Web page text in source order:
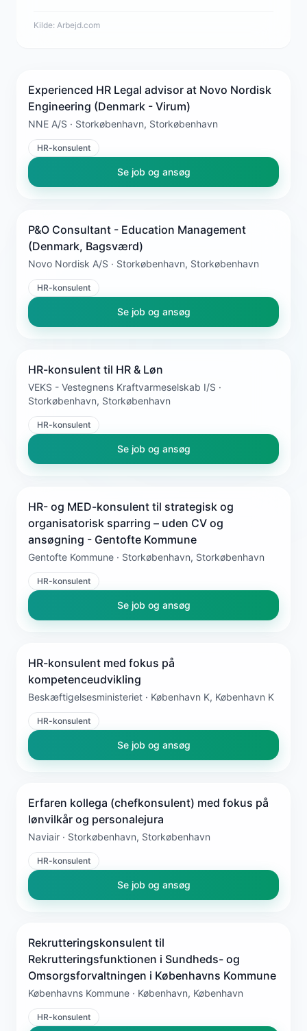
Kilde: Arbejd.com
Experienced HR Legal advisor at Novo Nordisk
Engineering (Denmark - Virum)
NNE A/S · Storkøbenhavn, Storkøbenhavn
HR-konsulent
Se job og ansøg
P&O Consultant - Education Management
(Denmark, Bagsværd)
Novo Nordisk A/S · Storkøbenhavn, Storkøbenhavn
HR-konsulent
Se job og ansøg
HR-konsulent til HR & Løn
VEKS - Vestegnens Kraftvarmeselskab I/S ·
Storkøbenhavn, Storkøbenhavn
HR-konsulent
Se job og ansøg
HR- og MED-konsulent til strategisk og
organisatorisk sparring – uden CV og
ansøgning - Gentofte Kommune
Gentofte Kommune · Storkøbenhavn, Storkøbenhavn
HR-konsulent
Se job og ansøg
HR-konsulent med fokus på
kompetenceudvikling
Beskæftigelsesministeriet · København K, København K
HR-konsulent
Se job og ansøg
Erfaren kollega (chefkonsulent) med fokus på
lønvilkår og personalejura
Naviair · Storkøbenhavn, Storkøbenhavn
HR-konsulent
Se job og ansøg
Rekrutteringskonsulent til
Rekrutteringsfunktionen i Sundheds- og
Omsorgsforvaltningen i Københavns Kommune
Københavns Kommune · København, København
HR-konsulent